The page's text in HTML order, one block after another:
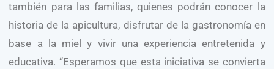
también para las familias, quienes podrán conocer la
historia de la apicultura, disfrutar de la gastronomía en
base a la miel y vivir una experiencia entretenida y
educativa. “Esperamos que esta iniciativa se convierta